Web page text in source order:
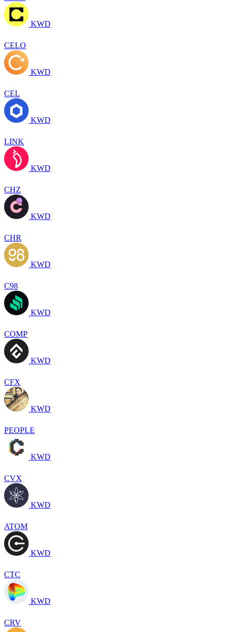
KWD
CELO
KWD
CEL
KWD
LINK
KWD
CHZ
KWD
CHR
KWD
C98
KWD
COMP
KWD
CFX
KWD
PEOPLE
KWD
CVX
KWD
ATOM
KWD
CTC
KWD
CRV